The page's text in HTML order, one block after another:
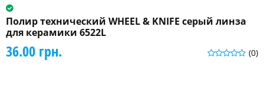
Полир технический WHEEL & KNIFE серый линза
для керамики 6522L
(0)
36.00 грн.